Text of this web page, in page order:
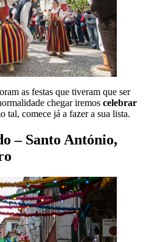
as festas que tiveram que ser
chegar iremos celebrar
tal, comece já a fazer a sua lista.
– Santo António,